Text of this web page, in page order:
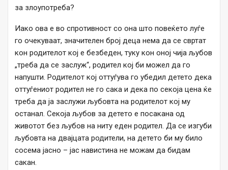
за злоупотреба?
Иако ова е во спротивност со она што повеќето луѓе
го очекуваат, значителен број деца нема да се свртат
кон родителот кој е безбеден, туку кон оној чија љубов
„треба да се заслуж“, родител кој би можел да го
напушти. Родителот кој оттуѓува го убедил детето дека
оттуѓениот родител не го сака и дека по секоја цена ќе
треба да ја заслужи љубовта на родителот кој му
останал. Секоја љубов за детето е посакана од
животот без љубов на ниту еден родител. Да се ​​изгуби
љубовта на двајцата родители, на детето би му било
сосема јасно – јас навистина не можам да бидам
сакан.